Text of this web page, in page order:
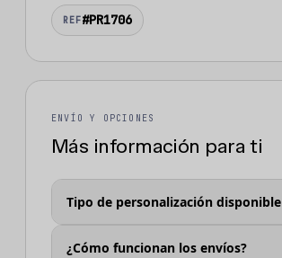
REF#PR1706
ENVÍO Y OPCIONES
Más información para ti
Tipo de personalización disponible
¿Cómo funcionan los envíos?